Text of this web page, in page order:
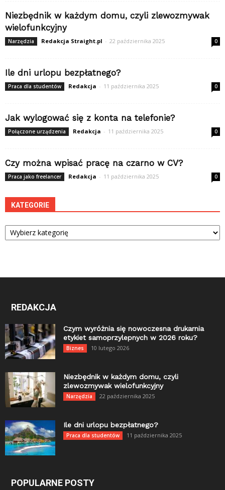
Niezbędnik w każdym domu, czyli zlewozmywak
wielofunkcyjny
Narzędzia Redakcja Straight.pl - 22 października 2025 0
Ile dni urlopu bezpłatnego?
Praca dla studentów Redakcja - 11 października 2025 0
Jak wylogować się z konta na telefonie?
Połączone urządzenia Redakcja - 11 października 2025 0
Czy można wpisać pracę na czarno w CV?
Praca jako freelancer Redakcja - 11 października 2025 0
KATEGORIE
Kategorie
REDAKCJA
Czym wyróżnia się nowoczesna drukarnia
etykiet samoprzylepnych w 2026 roku?
Biznes 10 lutego 2026
Niezbędnik w każdym domu, czyli
zlewozmywak wielofunkcyjny
Narzędzia 22 października 2025
Ile dni urlopu bezpłatnego?
Praca dla studentów 11 października 2025
POPULARNE POSTY